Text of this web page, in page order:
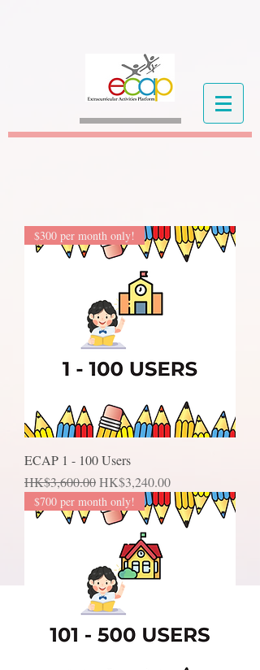
$300 per month only!
ECAP 1 - 100 Users
一般價格
HK$3,600.00促銷價格
HK$3,240.00
$700 per month only!